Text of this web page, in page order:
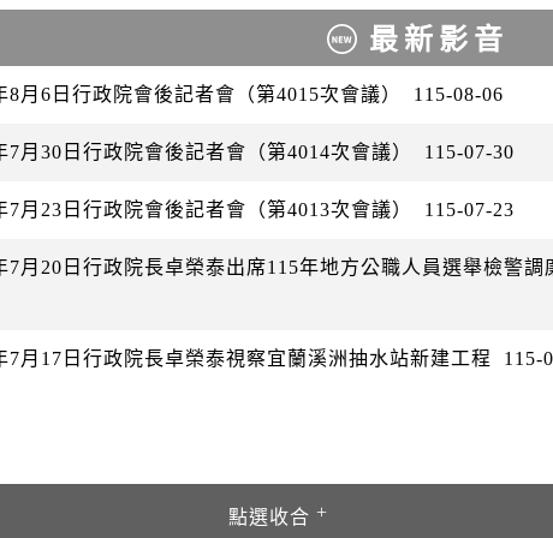
最新影音
8月6日行政院會後記者會（第4015次會議） 115-08-06
7月30日行政院會後記者會（第4014次會議） 115-07-30
7月23日行政院會後記者會（第4013次會議） 115-07-23
7月20日行政院長卓榮泰出席115年地方公職人員選舉檢警
7月17日行政院長卓榮泰視察宜蘭溪洲抽水站新建工程 115-